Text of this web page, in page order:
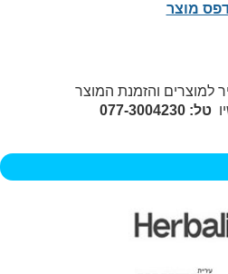
מוצר
למוצרים והזמנת המוצר
טל: 077-3004230